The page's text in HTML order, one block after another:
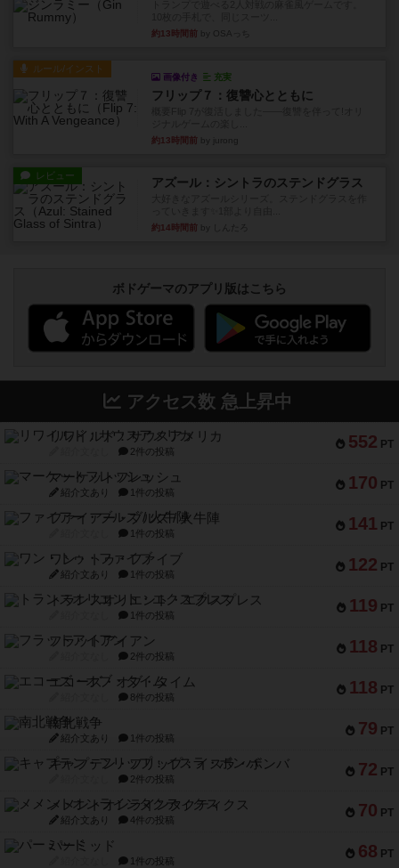
約13時間前 by OSAっち
ルール/インスト
画像付き 充実
フリップ７：復讐心とともに
約13時間前 by jurong
レビュー アズール：シントラのステンドグラス
約14時間前 by しんたろ
ボドゲーマのアプリ版はこちら
アクセス数 急上昇中
552 PT
リワイルド：サウスアメリカ
2件の投稿
170 PT
マーケットフレッシュ
紹介文あり 1件の投稿
141 PT
ファイアー・ブルズ / 火牛陣
1件の投稿
122 PT
ワン・トゥ・ファイブ
紹介文あり 1件の投稿
119 PT
トランスオリエント・エクスプレス
1件の投稿
118 PT
フラットアイアン
2件の投稿
118 PT
エコーズ・オブ・タイム
8件の投稿
79 PT
南北戦争
紹介文あり 1件の投稿
72 PT
キャプテン・フリップ：イスラ・ボンバ
2件の投稿
70 PT
メメントオンラインタクティクス
紹介文あり 4件の投稿
68 PT
パーミッド
1件の投稿